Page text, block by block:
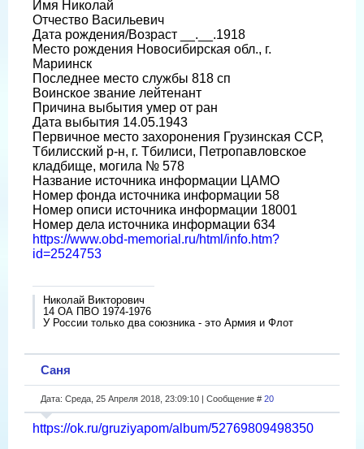
Имя Николай
Отчество Васильевич
Дата рождения/Возраст __.__.1918
Место рождения Новосибирская обл., г.
Мариинск
Последнее место службы 818 сп
Воинское звание лейтенант
Причина выбытия умер от ран
Дата выбытия 14.05.1943
Первичное место захоронения Грузинская ССР,
Тбилисский р-н, г. Тбилиси, Петропавловское
кладбище, могила № 578
Название источника информации ЦАМО
Номер фонда источника информации 58
Номер описи источника информации 18001
Номер дела источника информации 634
https://www.obd-memorial.ru/html/info.htm?
id=2524753
Николай Викторович
14 ОА ПВО 1974-1976
У России только два союзника - это Армия и Флот
Саня
Дата: Среда, 25 Апреля 2018, 23:09:10 | Сообщение # 20
https://ok.ru/gruziyapom/album/52769809498350